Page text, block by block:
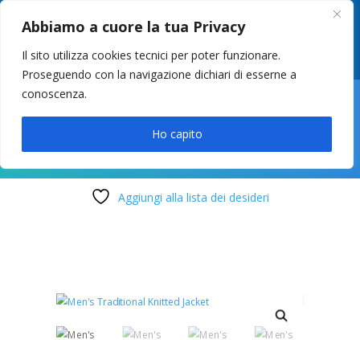
Abbiamo a cuore la tua Privacy
Il sito utilizza cookies tecnici per poter funzionare.
Proseguendo con la navigazione dichiari di esserne a
conoscenza.
Ho capito
049 8627946 –info@cstosetto.it
LUN-VEN 9-12 / 14:30-17
Aggiungi alla lista dei desideri